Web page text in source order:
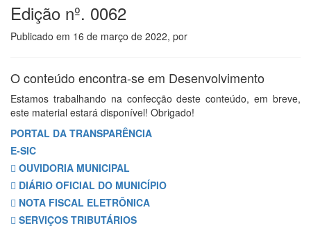
Edição nº. 0062
Publicado em 16 de março de 2022, por
O conteúdo encontra-se em Desenvolvimento
Estamos trabalhando na confecção deste conteúdo, em breve,
este material estará disponível! Obrigado!
PORTAL DA TRANSPARÊNCIA
E-SIC
OUVIDORIA MUNICIPAL
DIÁRIO OFICIAL DO MUNICÍPIO
NOTA FISCAL ELETRÔNICA
SERVIÇOS TRIBUTÁRIOS